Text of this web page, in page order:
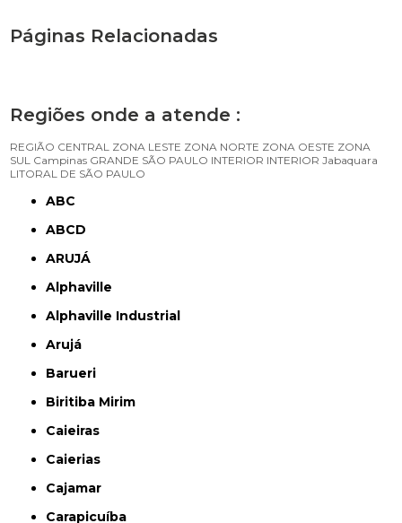
Páginas Relacionadas
Regiões onde a atende :
REGIÃO CENTRAL ZONA LESTE ZONA NORTE ZONA OESTE ZONA
SUL Campinas GRANDE SÃO PAULO INTERIOR INTERIOR Jabaquara
LITORAL DE SÃO PAULO
ABC
ABCD
ARUJÁ
Alphaville
Alphaville Industrial
Arujá
Barueri
Biritiba Mirim
Caieiras
Caierias
Cajamar
Carapicuíba